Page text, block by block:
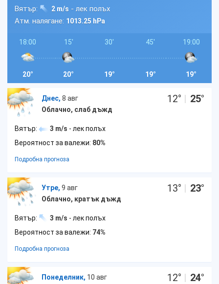
Вятър: 2 m/s - лек полъх
Атм. налягане: 1013.25 hPa
18:00
20°
15'
20°
30'
19°
45'
19°
19:00
19°
Днес, 8 авг
Облачно, слаб дъжд
12° | 25°
Вятър: 3 m/s - лек полъх
Вероятност за валежи: 80%
Подробна прогноза
Утре, 9 авг
Облачно, кратък дъжд
13° | 23°
Вятър: 3 m/s - лек полъх
Вероятност за валежи: 74%
Подробна прогноза
Понеделник, 10 авг
12° | 24°